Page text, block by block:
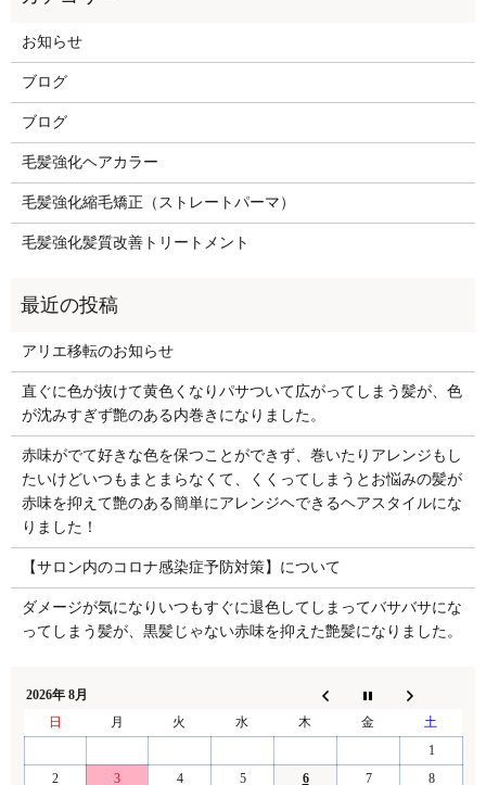
お知らせ
ブログ
ブログ
毛髪強化ヘアカラー
毛髪強化縮毛矯正（ストレートパーマ）
毛髪強化髪質改善トリートメント
アリエ移転のお知らせ
直ぐに色が抜けて黄色くなりパサついて広がってしまう髪が、色
が沈みすぎず艶のある内巻きになりました。
赤味がでて好きな色を保つことができず、巻いたりアレンジもし
たいけどいつもまとまらなくて、くくってしまうとお悩みの髪が
赤味を抑えて艶のある簡単にアレンジヘできるヘアスタイルにな
りました！
【サロン内のコロナ感染症予防対策】について
ダメージが気になりいつもすぐに退色してしまってバサバサにな
ってしまう髪が、黒髪じゃない赤味を抑えた艶髪になりました。
2026年 8月
日
月 火 水 木 金
土
1
2
3 4 5 6 7 8